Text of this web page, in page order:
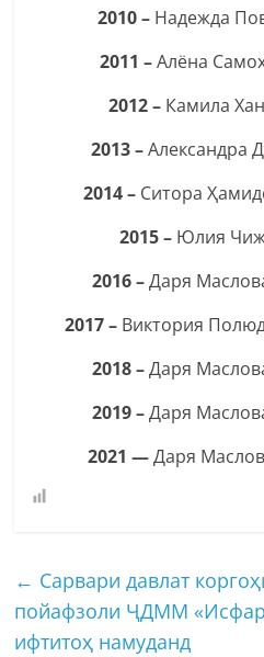
2010 –Надежда
2011 –Алёна
2012 –Камила
2013 –Александра
2014 –Ситора
2015 –Юлия
2016 –Даря
2017 – Виктория
2018 –Даря
2019 –Даря
2021 —Даря
← Сарвари давлат
пойафзоли ҶДММ
ифтитоҳ намуданд